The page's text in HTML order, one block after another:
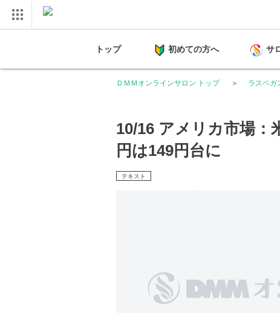
トップ 初めての方へ サ
ＤＭＭオンラインサロン トップ ラスベガ
10/16 アメリカ市場
円は149円台に
テキスト